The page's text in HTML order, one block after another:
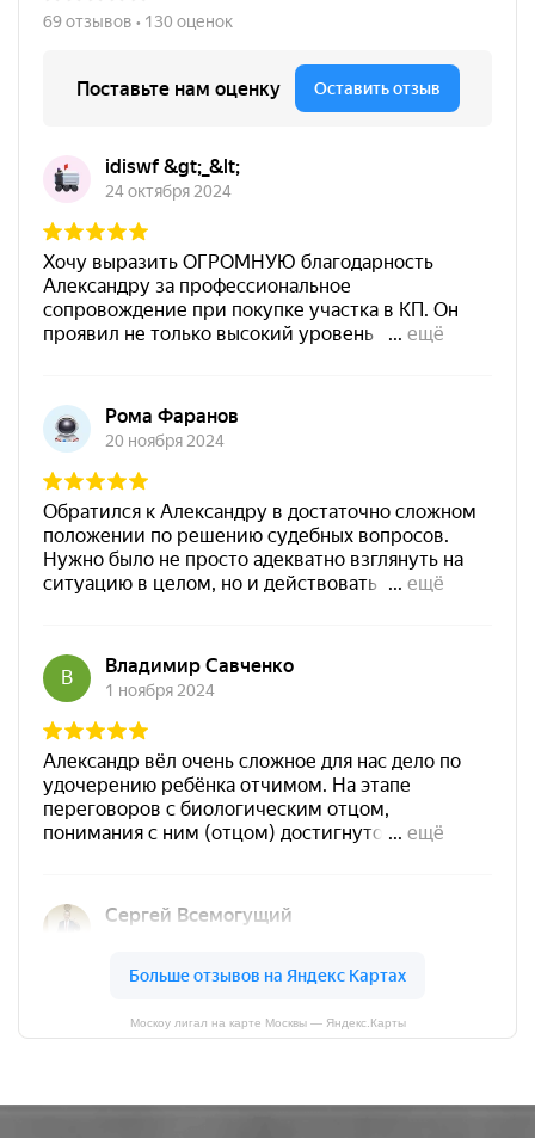
Москоу лигал на карте Москвы — Яндекс.Карты